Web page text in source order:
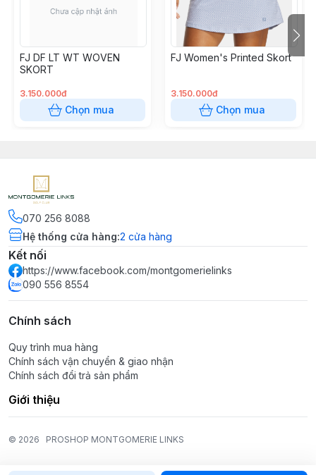
FJ DF LT WT WOVEN
SKORT
3.150.000đ
Chọn mua
FJ Women's Printed Skort
3.150.000đ
Chọn mua
070 256 8088
Hệ thống cửa hàng:2 cửa hàng
Kết nối
https://www.facebook.com/montgomerielinks
090 556 8554
Chính sách
Quy trình mua hàng
Chính sách vận chuyển & giao nhận
Chính sách đổi trả sản phẩm
Giới thiệu
© 2026 PROSHOP MONTGOMERIE LINKS